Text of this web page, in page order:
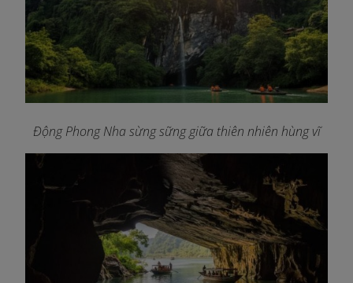
Động Phong Nha sừng sững giữa thiên nhiên hùng vĩ